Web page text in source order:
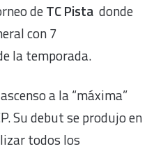
deTC Pista donde
con 7
la temporada.
a la “máxima”
Su debut se produjo en
todos los